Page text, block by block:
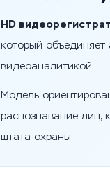
HD
который
видеоаналитикой.
Модель
распознавание лиц,
штата охраны.